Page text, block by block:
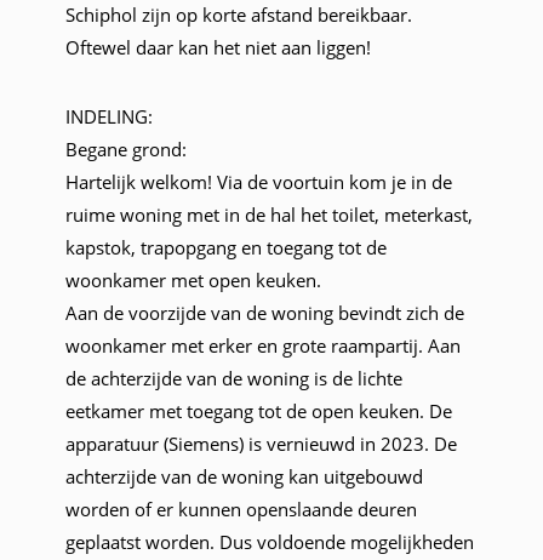
Schiphol zijn op korte afstand bereikbaar.
Oftewel daar kan het niet aan liggen!
INDELING:
Begane grond:
Hartelijk welkom! Via de voortuin kom je in de
ruime woning met in de hal het toilet, meterkast,
kapstok, trapopgang en toegang tot de
woonkamer met open keuken.
Aan de voorzijde van de woning bevindt zich de
woonkamer met erker en grote raampartij. Aan
de achterzijde van de woning is de lichte
eetkamer met toegang tot de open keuken. De
apparatuur (Siemens) is vernieuwd in 2023. De
achterzijde van de woning kan uitgebouwd
worden of er kunnen openslaande deuren
geplaatst worden. Dus voldoende mogelijkheden